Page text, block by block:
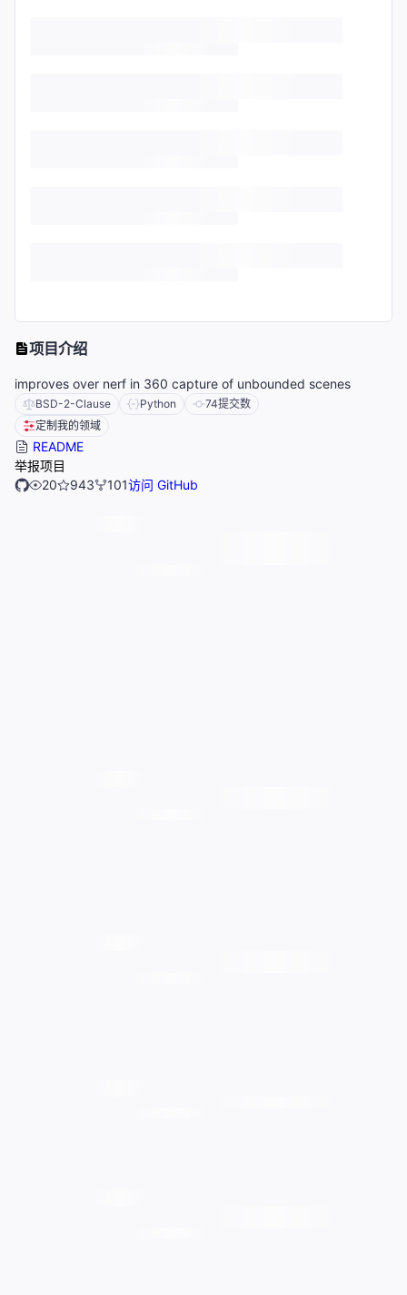
项目介绍
improves over nerf in 360 capture of unbounded scenes
BSD-2-Clause Python 74提交数
定制我的领域
README
举报项目
20
943 101访问 GitHub